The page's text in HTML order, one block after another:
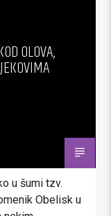
OLOVA,
u šumi tzv.
Obelisk u